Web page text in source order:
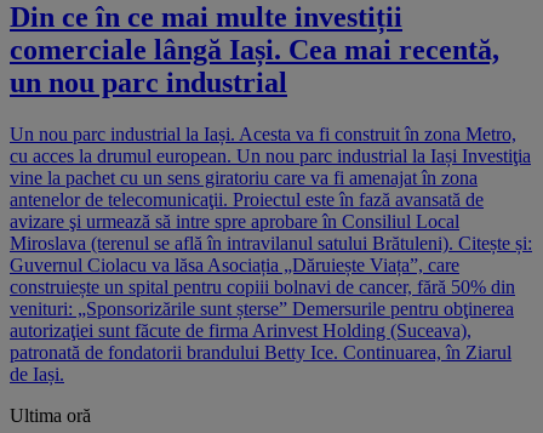
Din ce în ce mai multe investiții
comerciale lângă Iași. Cea mai recentă,
un nou parc industrial
Un nou parc industrial la Iași. Acesta va fi construit în zona Metro,
cu acces la drumul european. Un nou parc industrial la Iași Investiţia
vine la pachet cu un sens giratoriu care va fi amenajat în zona
antenelor de telecomunicaţii. Proiectul este în fază avansată de
avizare şi urmează să intre spre aprobare în Consiliul Local
Miroslava (terenul se află în intravilanul satului Brătuleni). Citește și:
Guvernul Ciolacu va lăsa Asociația „Dăruiește Viața”, care
construiește un spital pentru copiii bolnavi de cancer, fără 50% din
venituri: „Sponsorizările sunt șterse” Demersurile pentru obţinerea
autorizaţiei sunt făcute de firma Arinvest Holding (Suceava),
patronată de fondatorii brandului Betty Ice. Continuarea, în Ziarul
de Iași.
Ultima oră